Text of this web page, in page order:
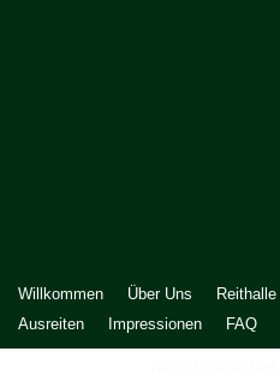
Willkommen Über Uns Reithalle
Ausreiten
Impressionen FAQ